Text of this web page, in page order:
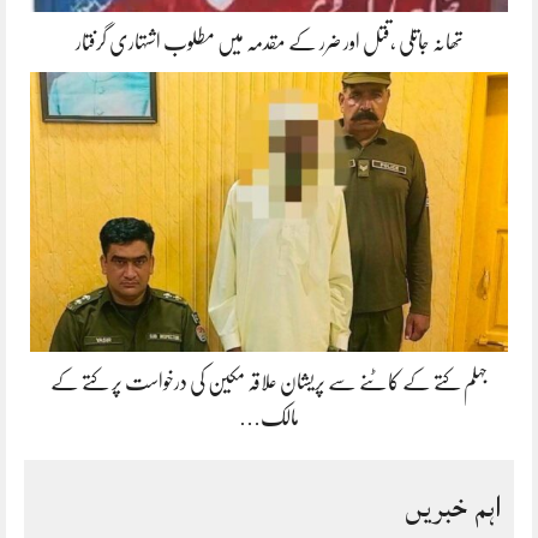
تھانہ جاتلی ،قتل اور ضرر کے مقدمہ میں مطلوب اشتہاری گرفتار
جہلم کتے کے کاٹنے سے پریشان علاقہ مکین کی درخواست پر کتے کے
مالک…
اہم خبریں